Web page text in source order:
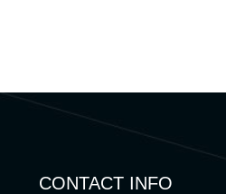
CONTACT INFO